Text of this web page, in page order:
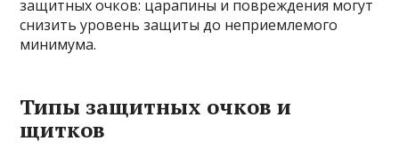
защитных очков: царапины и повреждения могут
снизить уровень защиты до неприемлемого
минимума.
Типы защитных очков и
щитков